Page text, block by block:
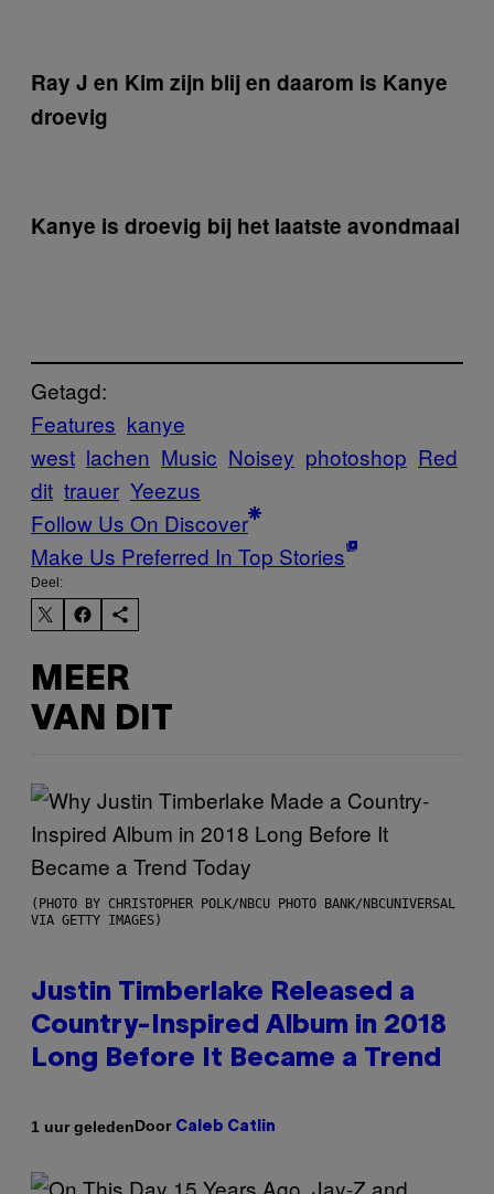
Ray J en Kim zijn blij en daarom is Kanye
droevig
Kanye is droevig bij het laatste avondmaal
Getagd:
Features kanye
west lachen Music Noisey photoshop Red
dit trauer Yeezus
Follow Us On Discover
Make Us Preferred In Top Stories
Deel:
MEER
VAN DIT
(PHOTO BY CHRISTOPHER POLK/NBCU PHOTO BANK/NBCUNIVERSAL
VIA GETTY IMAGES)
Justin Timberlake Released a
Country-Inspired Album in 2018
Long Before It Became a Trend
1 uur geledenDoor Caleb Catlin